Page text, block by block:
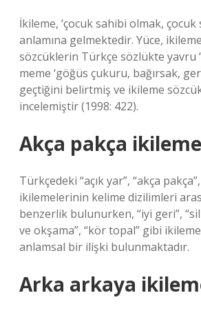
İkileme, ‘çocuk sahibi olmak, çocuk
anlamına gelmektedir. Yüce,
sözcüklerin Türkçe sözlükte yavru
meme ‘göğüs çukuru, bağırsak,
geçtiğini belirtmiş ve ikileme
incelemiştir (1998: 422).
Akça pakça
Türkçedeki “açık yar”, “akça
ikilemelerinin kelime dizilimleri
benzerlik bulunurken, “iyi geri”,
ve okşama”, “kör topal” gibi
anlamsal bir ilişki bulunmaktadır.
Arka arkaya